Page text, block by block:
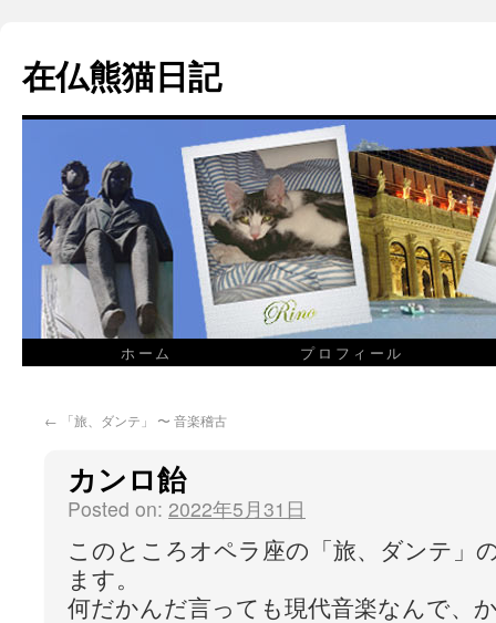
在仏熊猫日記
ホーム プロフィール
← 「旅、ダンテ」 〜 音楽稽古
カンロ飴
Posted on: 2022年5月31日
このところオペラ座の「旅、ダンテ」
ます。
何だかんだ言っても現代音楽なんで、